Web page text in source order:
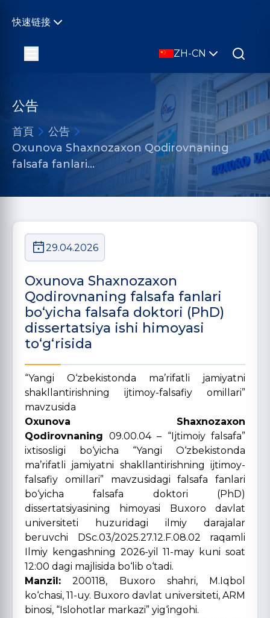
快速链接
ZH-CN
公告
首頁
公告
Oxunova Shaxnozaxon Qodirovnaning
falsafa fanlari…
29.04.2026
Oxunova Shaxnozaxon
Qodirovnaning falsafa fanlari
bo‘yicha falsafa doktori (PhD)
dissertatsiya ishi himoyasi
to‘g‘risida
“Yangi O‘zbekistonda ma’rifatli jamiyatni
shakllantirishning ijtimoy-falsafiy omillari”
mavzusida
Oxunova Shaxnozaxon
Qodirovnaning 09.00.04 – “Ijtimoiy falsafa”
ixtisosligi bo‘yicha “Yangi O‘zbekistonda
ma’rifatli jamiyatni shakllantirishning ijtimoy-
falsafiy omillari” mavzusidagi falsafa fanlari
bo‘yicha falsafa doktori (PhD)
dissertatsiyasining himoyasi Buxoro davlat
universiteti huzuridagi ilmiy darajalar
beruvchi DSc.03/2025.27.12.F.08.02 raqamli
Ilmiy kengashning 2026-yil 11-may kuni soat
12:00 dagi majlisida bo‘lib o‘tadi.
Manzil: 200118, Buxoro shahri, M.Iqbol
ko‘chasi, 11-uy. Buxoro davlat universiteti, ARM
binosi, “Islohotlar markazi” yig‘ingohi.